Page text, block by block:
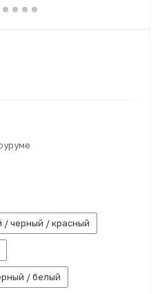
/ черный / красный
/ белый